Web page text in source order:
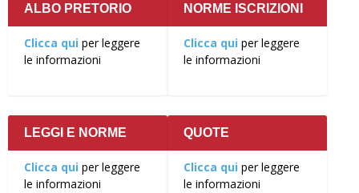
ALBO PRETORIO
Clicca qui per leggere
le informazioni
NORME ISCRIZIONI
Clicca qui per leggere
le informazioni
LEGGI E NORME
Clicca qui per leggere
le informazioni
QUOTE
Clicca qui per leggere
le informazioni